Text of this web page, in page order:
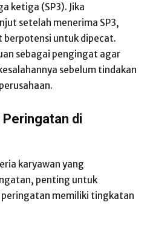
ketiga (SP3). Jika
setelah menerima SP3,
berpotensi untuk dipecat.
sebagai pengingat agar
sebelum tindakan
di
karyawan yang
penting untuk
memiliki tingkatan